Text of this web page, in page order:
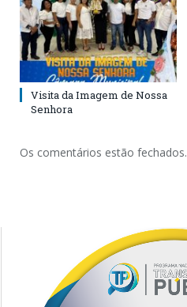
Visita da Imagem de Nossa
Senhora
Os comentários estão fechados.